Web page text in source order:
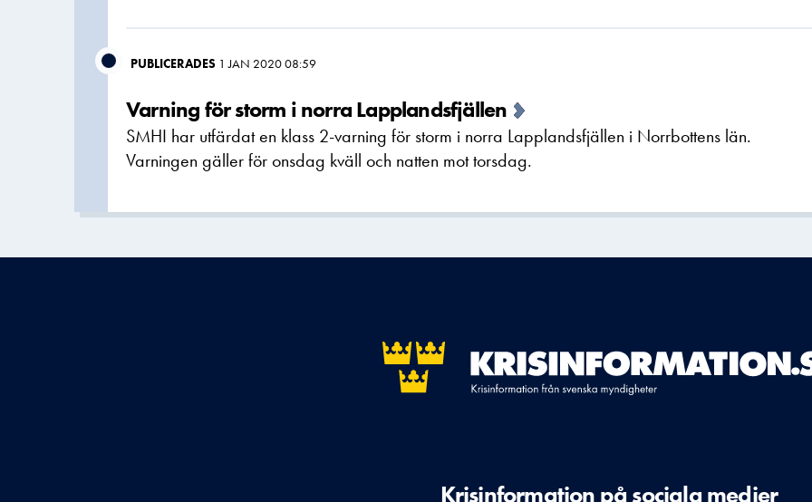
PUBLICERADES 1 JAN 2020 08:59
Varning för storm i norra Lapplandsfjällen
SMHI har utfärdat en klass 2-varning för storm i norra Lapplandsfjällen i Norrbottens län.
Varningen gäller för onsdag kväll och natten mot torsdag.
Krisinformation på sociala medier